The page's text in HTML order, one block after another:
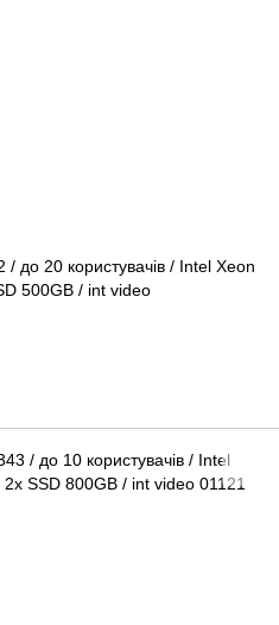
до 20 користувачів / Intel Xeon
500GB / int video